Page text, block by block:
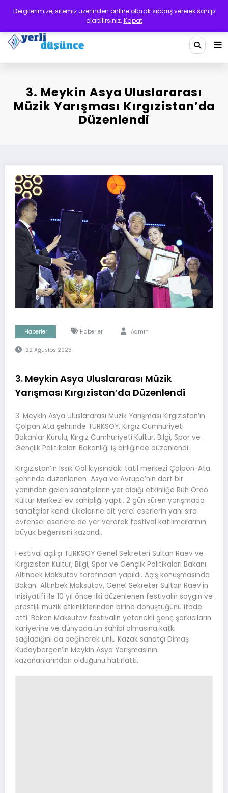
Dergilerimize, sitemiz üzerinden online olarak sipariş vererek sahip
olabilirsiniz. Kapat
Yerli Düşünce Dergisi
3. Meykin Asya Uluslararası
Müzik Yarışması Kırgızistan’da
Düzenlendi
Haberler Haberler Admin
22 Ağustos 2023
3. Meykin Asya Uluslararası Müzik
Yarışması Kırgızistan’da Düzenlendi
3. Meykin Asya Uluslararası Müzik Yarışması Kırgızistan’ın
Çolpan Ata şehrinde TÜRKSOY, Kırgız Cumhuriyeti
Bakanlar Kurulu, Kırgız Cumhuriyeti Kültür, Bilgi, Spor ve
Gençlik Politikaları Bakanlığı iş birliğinde düzenlendi.
Kırgızistan’ın Issık Göl kıyısındaki tatil merkezi Çolpon-Ata
şehrinde düzenlenen Asya ve Avrupa’nın dört bir
yanından gelen sanatçıların yer aldığı etkinliğe Ruh Ordo
Kültür Merkezi ev sahipliği yaptı. 2 gün süren yarışmada
sanatçılar kendi ülkelerine ait yerel eserlerin yanı sıra
evrensel eserlere de yer vererek festival katılımcılarının
büyük beğenisini kazandı.
Festival açılışı TÜRKSOY Genel Sekreteri Sultan Raev ve
Kırgızistan Kültür, Bilgi, Spor ve Gençlik Politikaları Bakanı
Altınbek Maksutov tarafından yapıldı. Açış konuşmasında
Bakan Altınbek Maksutov, Genel Sekreter Sultan Raev’in
inisiyatifi ile 10 yıl önce ilki düzenlenen festivalin saygın ve
prestijli müzik etkinliklerinden birine dönüştüğünü ifade
etti. Bakan Maksutov festivalin yetenekli genç şarkıcıların
kariyerine ve dünyada ün sahibi olmasına katkı
sağladığını da değinerek ünlü Kazak sanatçı Dimaş
Kudaybergen’in Meykin Asya Yarışmasının
kazananlarından olduğunu hatırlattı.